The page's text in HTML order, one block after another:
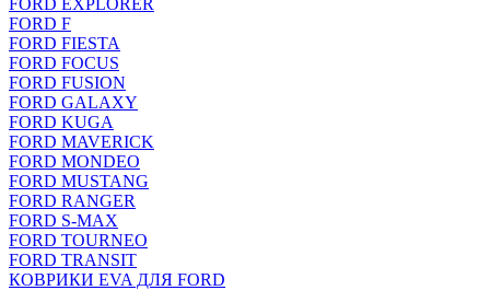
FORD F
FORD FIESTA
FORD FOCUS
FORD FUSION
FORD GALAXY
FORD KUGA
FORD MAVERICK
FORD MONDEO
FORD MUSTANG
FORD RANGER
FORD S-MAX
FORD TOURNEO
FORD TRANSIT
КОВРИКИ EVA ДЛЯ FORD